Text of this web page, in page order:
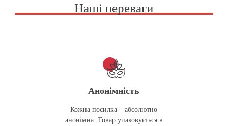
Наші переваги
Анонімність
Кожна посилка – абсолютно
анонімна. Товар упаковується в